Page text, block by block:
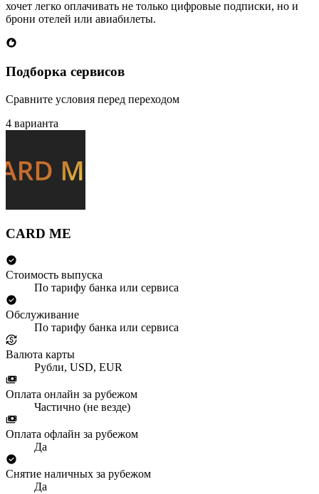
хочет легко оплачивать не только цифровые подписки, но и
брони отелей или авиабилеты.
Подборка сервисов
Сравните условия перед переходом
4 варианта
CARD ME
Стоимость выпуска
По тарифу банка или сервиса
Обслуживание
По тарифу банка или сервиса
Валюта карты
Рубли, USD, EUR
Оплата онлайн за рубежом
Частично (не везде)
Оплата офлайн за рубежом
Да
Снятие наличных за рубежом
Да